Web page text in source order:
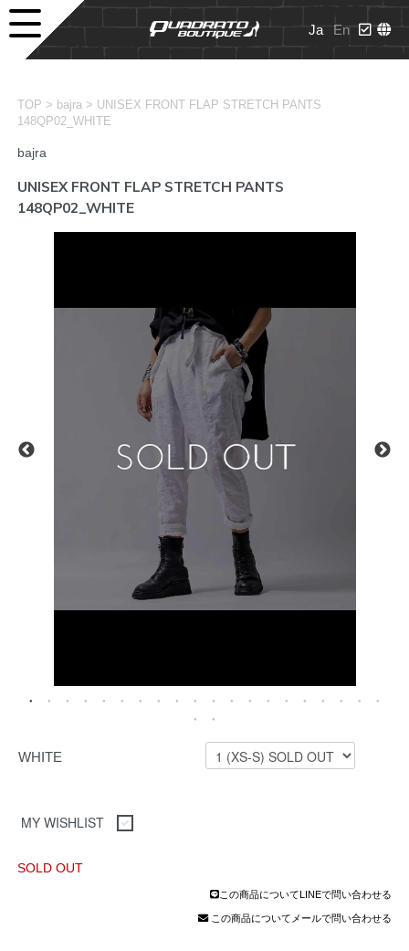
Ja En
TOP > bajra> UNISEX FRONT FLAP STRETCH PANTS
148QP02_WHITE
bajra
UNISEX FRONT FLAP STRETCH PANTS
148QP02_WHITE
WHITE
MY WISHLIST
SOLD OUT
この商品についてLINEで問い合わせる
この商品についてメールで問い合わせる